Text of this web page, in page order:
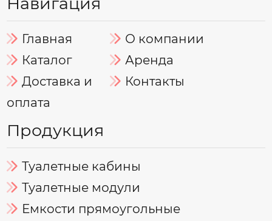
Главная
О компании
Каталог
Аренда
Доставка и
оплата
Контакты
Продукция
Туалетные кабины
Туалетные модули
Емкости прямоугольные